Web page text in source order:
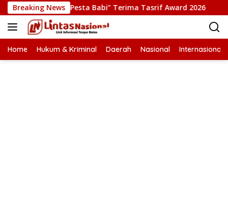
Langsung
ke
konten
Breaking News
Film “Pesta Babi” Terima Tasrif Award 2026
Home Hukum & Kriminal Daerah Nasional Internasional